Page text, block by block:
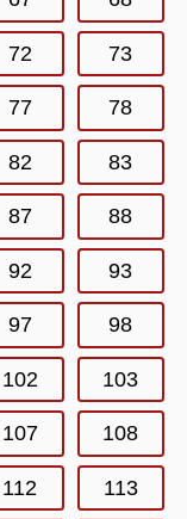
72 73
77 78
82 83
87 88
92 93
97 98
102 103
107 108
112 113